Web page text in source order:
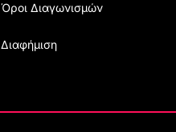
Όροι Διαγωνισμών
Διαφήμιση